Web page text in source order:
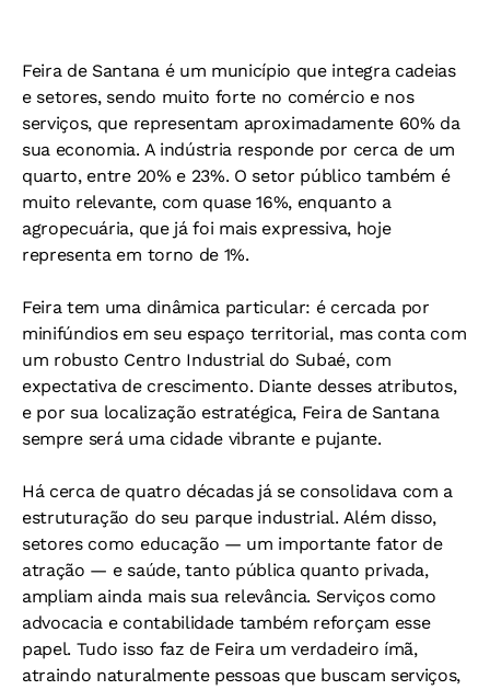
Feira de Santana é um município que integra cadeias
e setores, sendo muito forte no comércio e nos
serviços, que representam aproximadamente 60% da
sua economia. A indústria responde por cerca de um
quarto, entre 20% e 23%. O setor público também é
muito relevante, com quase 16%, enquanto a
agropecuária, que já foi mais expressiva, hoje
representa em torno de 1%.
Feira tem uma dinâmica particular: é cercada por
minifúndios em seu espaço territorial, mas conta com
um robusto Centro Industrial do Subaé, com
expectativa de crescimento. Diante desses atributos,
e por sua localização estratégica, Feira de Santana
sempre será uma cidade vibrante e pujante.
Há cerca de quatro décadas já se consolidava com a
estruturação do seu parque industrial. Além disso,
setores como educação — um importante fator de
atração — e saúde, tanto pública quanto privada,
ampliam ainda mais sua relevância. Serviços como
advocacia e contabilidade também reforçam esse
papel. Tudo isso faz de Feira um verdadeiro ímã,
atraindo naturalmente pessoas que buscam serviços,